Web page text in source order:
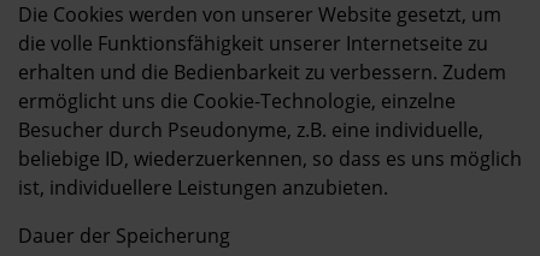
Die Cookies werden von unserer Website gesetzt, um
die volle Funktionsfähigkeit unserer Internetseite zu
erhalten und die Bedienbarkeit zu verbessern. Zudem
ermöglicht uns die Cookie-Technologie, einzelne
Besucher durch Pseudonyme, z.B. eine individuelle,
beliebige ID, wiederzuerkennen, so dass es uns möglich
ist, individuellere Leistungen anzubieten.
Dauer der Speicherung